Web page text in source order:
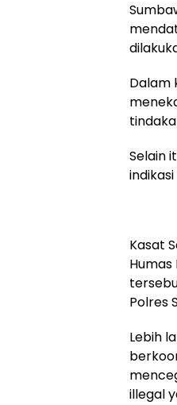
Dalam
Selain
Kasat
Polres
Lebih
illegal